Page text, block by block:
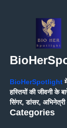
BioHerSpotlight
हस्तियों की जीवनी के
सिंगर, डांसर,
Categories